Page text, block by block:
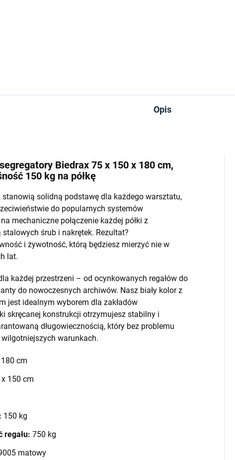
Opis
Biedrax 75 x 150 x 180 cm,
150 kg na półkę
stanowią solidną podstawę dla każdego warsztatu,
do popularnych systemów
mechaniczne połączenie każdej półki z
śrub i nakrętek. Rezultat?
i żywotność, którą będziesz mierzyć nie w
lat.
każdej przestrzeni – od ocynkowanych regałów do
do nowoczesnych archiwów. Nasz biały kolor z
jest idealnym wyborem dla zakładów
skręcanej konstrukcji otrzymujesz stabilny i
długowiecznością, który bez problemu
warunkach.
180 cm
150 cm
150 kg
regału: 750 kg
matowy